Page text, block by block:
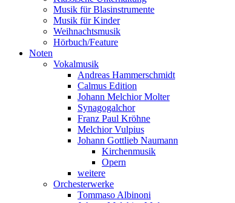
Musik für Blasinstrumente
Musik für Kinder
Weihnachtsmusik
Hörbuch/Feature
Noten
Vokalmusik
Andreas Hammerschmidt
Calmus Edition
Johann Melchior Molter
Synagogalchor
Franz Paul Kröhne
Melchior Vulpius
Johann Gottlieb Naumann
Kirchenmusik
Opern
weitere
Orchesterwerke
Tommaso Albinoni